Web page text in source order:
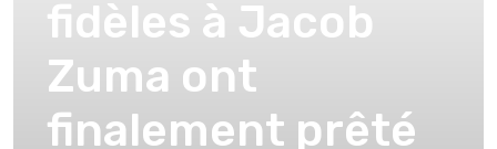
fidèles à Jacob
Zuma ont
finalement prêté